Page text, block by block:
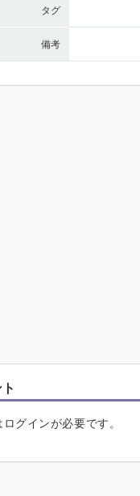
タグ
備考
グインが必要です。